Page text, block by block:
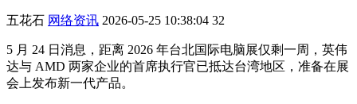
五花石 网络资讯 2026-05-25 10:38:04 32
5 月 24 日消息，距离 2026 年台北国际电脑展仅剩一周，英伟
达与 AMD 两家企业的首席执行官已抵达台湾地区，准备在展
会上发布新一代产品。